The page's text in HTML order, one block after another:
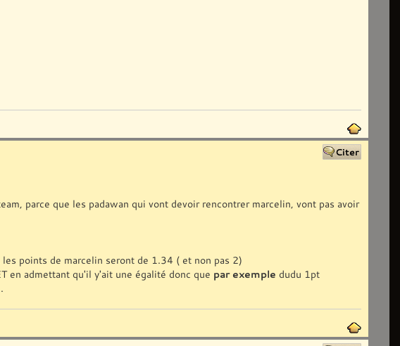
parce que les padawan qui vont devoir rencontrer marcelin, vont pas avoir
points de marcelin seront de 1.34 ( et non pas 2)
en admettant qu'il y'ait une égalité donc que par exemple dudu 1pt